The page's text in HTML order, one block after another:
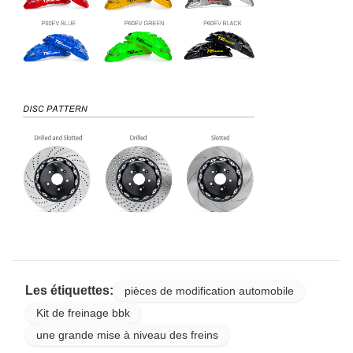
Les étiquettes:
pièces de modification automobile
Kit de freinage bbk
une grande mise à niveau des freins